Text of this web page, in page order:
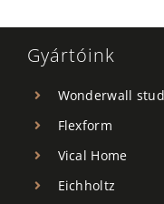
Gyártóink
Wonderwall
Flexform
Vical Home
Eichholtz